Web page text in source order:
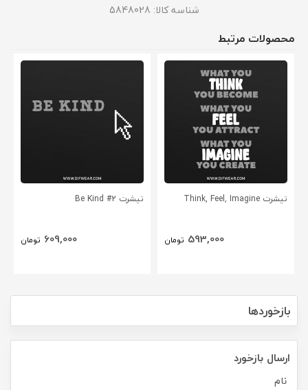
شناسه کالا: 5848028
محصولات مرتبط
تیشرت Think, Feel, Imagine
593,000 تومان
تیشرت Be Kind #2
609,000 تومان
بازخوردها
ارسال بازخورد
نام